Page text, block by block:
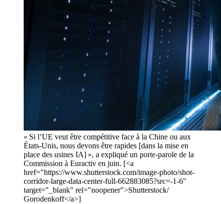
« Si l’UE veut être compétitive face à la Chine ou aux
États-Unis, nous devons être rapides [dans la mise en
place des usines IA] », a expliqué un porte-parole de la
Commission à Euractiv en juin. [<a
href="https://www.shutterstock.com/image-photo/shot-
corridor-large-data-center-full-662883085?src=-1-6"
target="_blank" rel="noopener">Shutterstock/
Gorodenkoff</a>]